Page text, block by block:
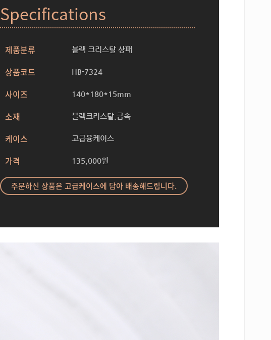
Specifications
제품분류 블랙 크리스탈 상패
상품코드 HB-7324
사이즈 140*180*15mm
소재 블랙크리스탈.금속
케이스 고급융케이스
가격 135,000원
주문하신 상품은 고급케이스에 담아 배송해드립니다.